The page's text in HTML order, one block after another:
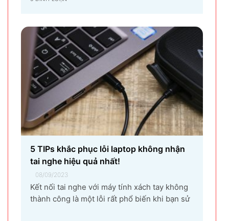
nông nay trở thành...
5 TIPs khắc phục lỗi laptop không nhận
tai nghe hiệu quả nhất!
08/09/2023
Kết nối tai nghe với máy tính xách tay không
thành công là một lỗi rất phổ biến khi bạn sử